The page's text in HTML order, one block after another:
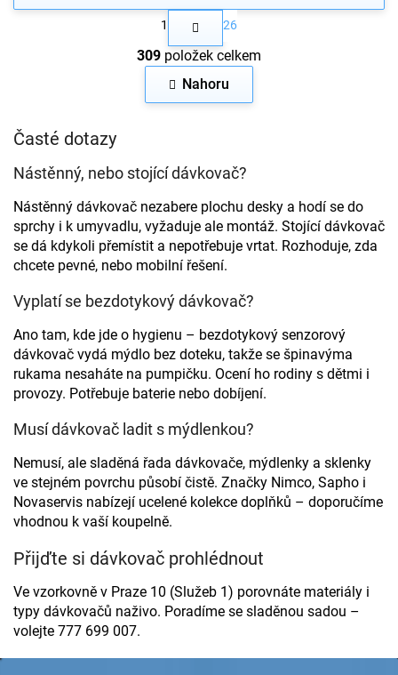
O
v
l
á
í
p
v
k
y
v
p
s
u
S
t
r
á
n
k
o
í
1 26
309 položek celkem
Nahoru
Časté dotazy
Nástěnný, nebo stojící dávkovač?
Nástěnný dávkovač nezabere plochu desky a hodí se do
sprchy i k umyvadlu, vyžaduje ale montáž. Stojící dávkovač
se dá kdykoli přemístit a nepotřebuje vrtat. Rozhoduje, zda
chcete pevné, nebo mobilní řešení.
Vyplatí se bezdotykový dávkovač?
Ano tam, kde jde o hygienu – bezdotykový senzorový
dávkovač vydá mýdlo bez doteku, takže se špinavýma
rukama nesaháte na pumpičku. Ocení ho rodiny s dětmi i
provozy. Potřebuje baterie nebo dobíjení.
Musí dávkovač ladit s mýdlenkou?
Nemusí, ale sladěná řada dávkovače, mýdlenky a sklenky
ve stejném povrchu působí čistě. Značky Nimco, Sapho i
Novaservis nabízejí ucelené kolekce doplňků – doporučíme
vhodnou k vaší koupelně.
Přijďte si dávkovač prohlédnout
Ve vzorkovně v Praze 10 (Služeb 1) porovnáte materiály i
typy dávkovačů naživo. Poradíme se sladěnou sadou –
volejte 777 699 007.
Z